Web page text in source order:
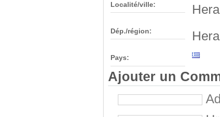
Localité/ville:
Dép./région:
Pays:
Ajouter un